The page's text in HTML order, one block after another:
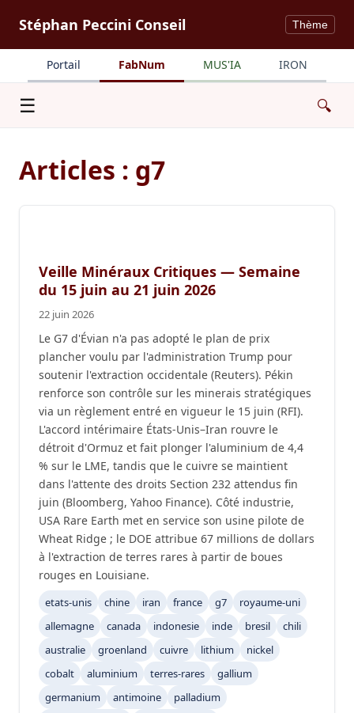
Stéphan Peccini Conseil Thème
Portail FabNum MUS'IA IRON
☰ 🔍
Articles : g7
Veille Minéraux Critiques — Semaine
du 15 juin au 21 juin 2026
22 juin 2026
Le G7 d'Évian n'a pas adopté le plan de prix
plancher voulu par l'administration Trump pour
soutenir l'extraction occidentale (Reuters). Pékin
renforce son contrôle sur les minerais stratégiques
via un règlement entré en vigueur le 15 juin (RFI).
L'accord intérimaire États-Unis–Iran rouvre le
détroit d'Ormuz et fait plonger l'aluminium de 4,4
% sur le LME, tandis que le cuivre se maintient
dans l'attente des droits Section 232 attendus fin
juin (Bloomberg, Yahoo Finance). Côté industrie,
USA Rare Earth met en service son usine pilote de
Wheat Ridge ; le DOE attribue 67 millions de dollars
à l'extraction de terres rares à partir de boues
rouges en Louisiane.
etats-unis chine iran france g7
royaume-uni
allemagne
canada indonesie inde bresil
chili
australie
groenland cuivre lithium
nickel
cobalt
aluminium terres-rares
gallium
germanium
antimoine
palladium